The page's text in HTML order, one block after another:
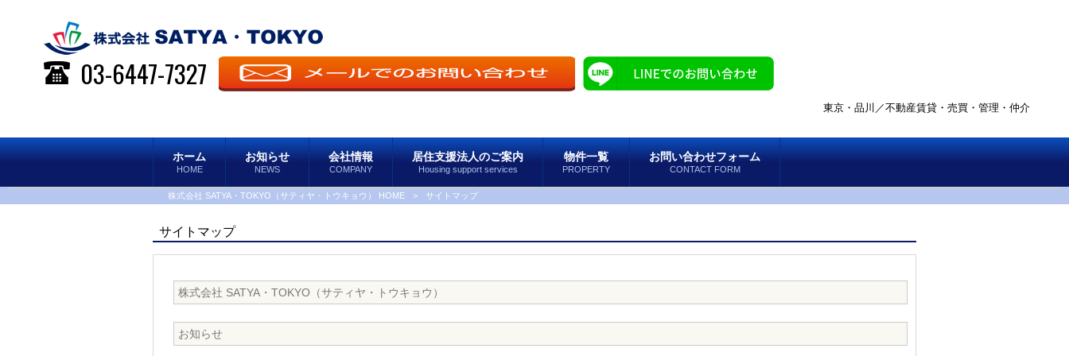
03-6447-7327
東京・品川／不動産賃貸・売買・管理・仲介
ホーム
HOME
お知らせ
NEWS
会社情報
COMPANY
居住支援法人のご案内
Housing support services
物件一覧
PROPERTY
お問い合わせフォーム
CONTACT FORM
株式会社 SATYA・TOKYO（サティヤ・トウキョウ） HOME > サイトマップ
サイトマップ
株式会社 SATYA・TOKYO（サティヤ・トウキョウ）
お知らせ